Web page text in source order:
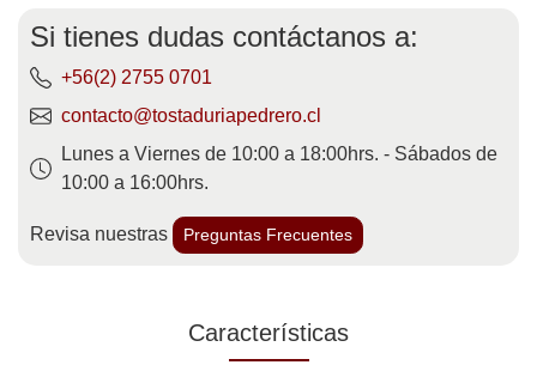
Si tienes dudas contáctanos a:
+56(2) 2755 0701
contacto@tostaduriapedrero.cl
Lunes a Viernes de 10:00 a 18:00hrs. - Sábados de
10:00 a 16:00hrs.
Revisa nuestras Preguntas Frecuentes
Características